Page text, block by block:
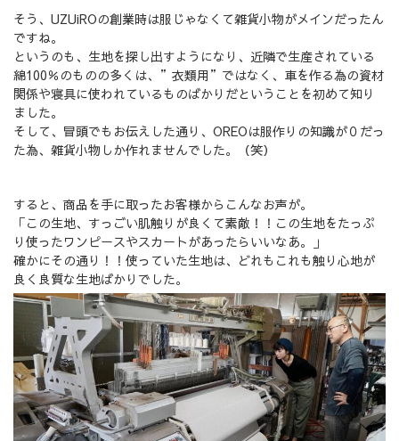
そう、UZUiROの創業時は服じゃなくて雑貨小物がメインだったん
ですね。
というのも、生地を探し出すようになり、近隣で生産されている
綿100％のものの多くは、”衣類用”ではなく、車を作る為の資材
関係や寝具に使われているものばかりだということを初めて知り
ました。
そして、冒頭でもお伝えした通り、OREOは服作りの知識が０だっ
た為、雑貨小物しか作れませんでした。（笑）
すると、商品を手に取ったお客様からこんなお声が。
「この生地、すっごい肌触りが良くて素敵！！この生地をたっぷ
り使ったワンピースやスカートがあったらいいなあ。」
確かにその通り！！使っていた生地は、どれもこれも触り心地が
良く良質な生地ばかりでした。